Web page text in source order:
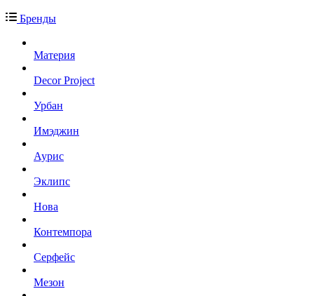
Бренды
Материя
Decor Project
Урбан
Имэджин
Аурис
Эклипс
Нова
Контемпора
Серфейс
Мезон